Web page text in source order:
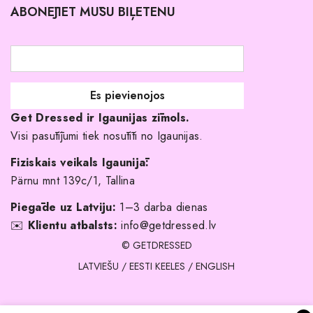
Atgriešanas politika
Līgavas družiņu kleitas
Veikali
Kāpēc izvēlēties mūs?
ABONĒJIET MŪSU BIĻETENU
Get Dressed ir Igaunijas zīmols.
Visi pasūtījumi tiek nosūtīti no Igaunijas.
Fiziskais veikals Igaunijā:
Pärnu mnt 139c/1, Tallina
Piegāde uz Latviju: 1–3 darba dienas
✉️ Klientu atbalsts: info@getdressed.lv
© GETDRESSED
LATVIEŠU / EESTI KEELES / ENGLISH